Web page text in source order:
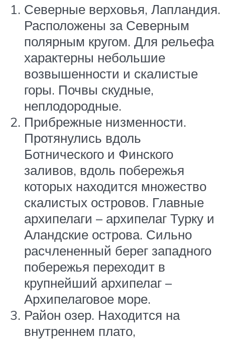
Северные верховья, Лапландия.
Расположены за Северным
полярным кругом. Для рельефа
характерны небольшие
возвышенности и скалистые
горы. Почвы скудные,
неплодородные.
Прибрежные низменности.
Протянулись вдоль
Ботнического и Финского
заливов, вдоль побережья
которых находится множество
скалистых островов. Главные
архипелаги – архипелаг Турку и
Аландские острова. Сильно
расчлененный берег западного
побережья переходит в
крупнейший архипелаг –
Архипелаговое море.
Район озер. Находится на
внутреннем плато,